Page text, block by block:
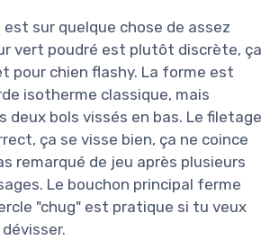
est sur quelque chose de assez
vert poudré est plutôt discrète, ça
pour chien flashy. La forme est
isotherme classique, mais
deux bols vissés en bas. Le filetage
ça se visse bien, ça ne coince
remarqué de jeu après plusieurs
Le bouchon principal ferme
"chug" est pratique si tu veux